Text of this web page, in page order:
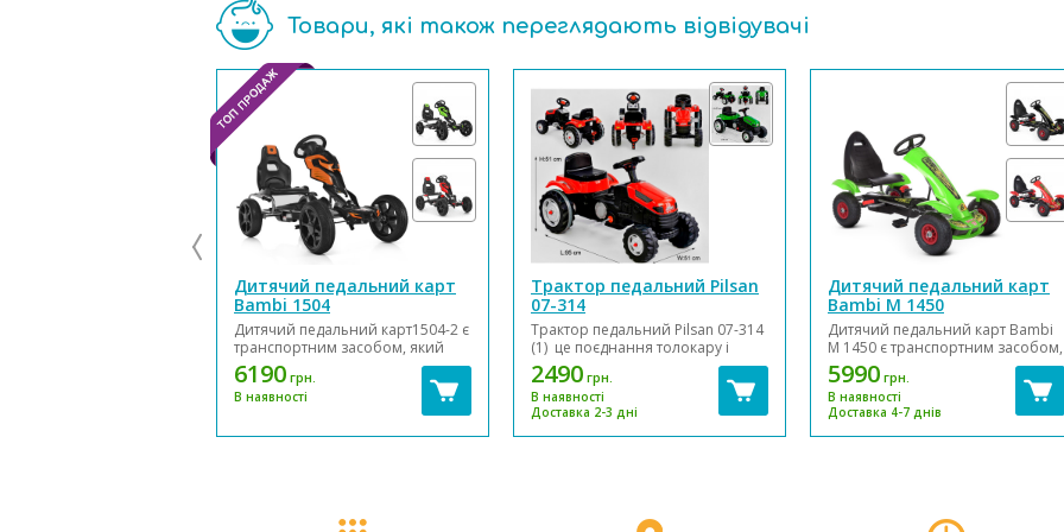
Товари, які також переглядають відвідувачі
Дитячий педальний карт
Bambi 1504
Дитячий педальний карт1504-2 є
транспортним засобом, який
приводиться в рух за допомогою
обертання педалей, поєднує в
собі простоту і екологічність
зручністю автомобіля. Він
6190 грн.
В наявності
Трактор педальний Pilsan
07-314
Трактор педальний Pilsan 07-314
(1) це поєднання толокару і
велосипеда. Дитина може
крутити педалі й управляти
трактором за допомогою керма.
Задні колеса з високоміцного
пластику з прогумованими
2490 грн.
В наявності
Доставка 2-3 дні
Дитячий педальний карт
Bambi М 1450
Дитячий педальний карт Bambi
М 1450 є транспортним засобом,
який рухається за допомогою
обертання педалей, поєднує в
собі простоту та екологічність
велосипеда зі стійкістю та
зручністю автомобіля. Він
5990 грн.
В наявності
Доставка 4-7 днів